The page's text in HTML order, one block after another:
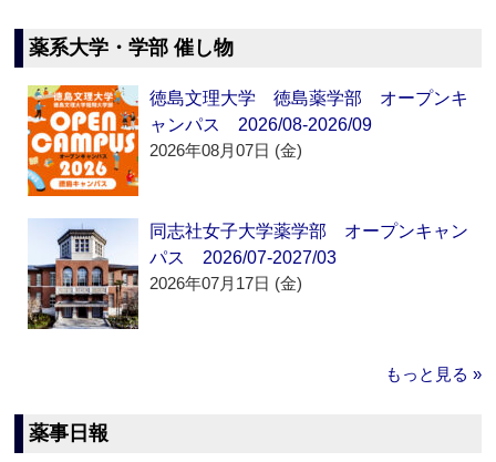
薬系大学・学部 催し物
徳島文理大学 徳島薬学部 オープンキ
ャンパス 2026/08-2026/09
2026年08月07日 (金)
同志社女子大学薬学部 オープンキャン
パス 2026/07-2027/03
2026年07月17日 (金)
もっと見る »
薬事日報